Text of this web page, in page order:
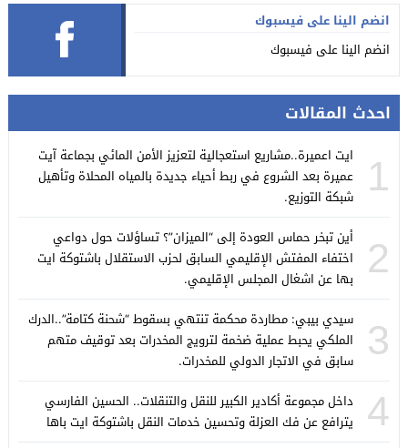
انضم الينا على فيسبوك
انضم الينا على فيسبوك
احدث المقالات
1
ايت اعميرة..مشاريع استعجالية لتعزيز الأمن المائي بجماعة آيت
عميرة بعد الشروع في ربط أحياء جديدة بالمياه المحلاة وتأهيل
شبكة التوزيع.
2
أين تبخر حماس العودة إلى “الميزان”؟ تساؤلات حول دواعي
اختفاء المفتش الإقليمي السابق لحزب الاستقلال باشتوكة ايت
بها عن اشغال المجلس الإقليمي.
3
سيدي بيبي: مطاردة محكمة تنتهي بسقوط “شحنة كتامة”..الدرك
الملكي يحبط عملية ضخمة لترويج المخدرات بعد توقيف متهم
سابق في الاتجار الدولي للمخدرات.
4
داخل مجموعة أكادير الكبير للنقل والتنقلات.. الحسين الفارسي
يترافع عن فك العزلة وتحسين خدمات النقل باشتوكة ايت باها